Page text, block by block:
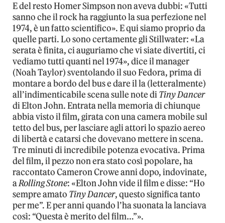
E del resto Homer Simpson non aveva dubbi: «Tutti
sanno che il rock ha raggiunto la sua perfezione nel
1974, è un fatto scientifico». E qui siamo proprio da
quelle parti. Lo sono certamente gli Stillwater: «La
serata è finita, ci auguriamo che vi siate divertiti, ci
vediamo tutti quanti nel 1974», dice il manager
(Noah Taylor) sventolando il suo Fedora, prima di
montare a bordo del bus e dare il la (letteralmente)
all’indimenticabile scena sulle note diTiny Dancer
di Elton John. Entrata nella memoria di chiunque
abbia visto il film, girata con una camera mobile sul
tetto del bus, per lasciare agli attori lo spazio aereo
di libertà e catarsi che dovevano mettere in scena.
Tre minuti di incredibile potenza evocativa. Prima
del film, il pezzo non era stato così popolare, ha
raccontato Cameron Crowe anni dopo, indovinate,
aRolling Stone: «Elton John vide il film e disse: “Ho
sempre amato Tiny Dancer, questo significa tanto
per me”. E per anni quando l’ha suonata la lanciava
così: “Questa è merito del film…”».